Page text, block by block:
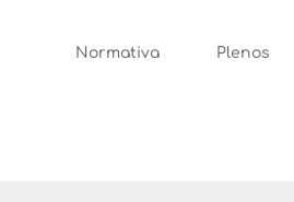
Normativa Plenos